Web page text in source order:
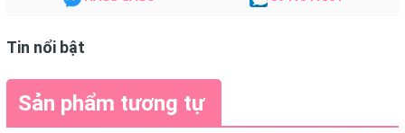
Tin nổi bật
Sản phẩm tương tự